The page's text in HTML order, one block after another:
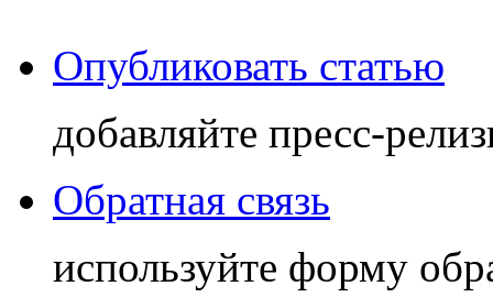
Опубликовать статью
добавляйте пресс-
Обратная связь
используйте форму